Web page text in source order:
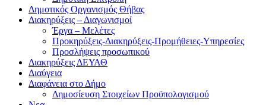
Δημοτικός Οργανισμός Θήβας
Διακηρύξεις – Διαγωνισμοί
Έργα – Μελέτες
Προκηρύξεις-Διακηρύξεις-Προμήθειες-Υπηρεσίες
Προσλήψεις προσωπικού
Διακηρύξεις ΔΕΥΑΘ
Διαύγεια
Διαφάνεια στο Δήμο
Δημοσίευση Στοιχείων Προϋπολογισμού